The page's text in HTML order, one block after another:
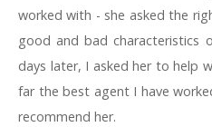
worked with - she asked the
good and bad characteristics
days later, I asked her to help
far the best agent I have
recommend her.